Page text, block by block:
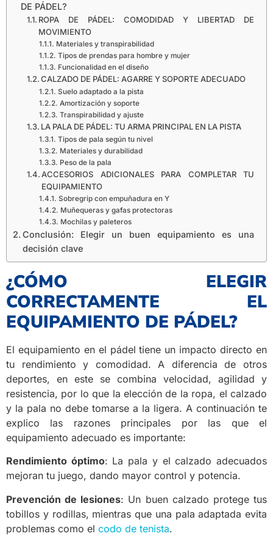
DE PÁDEL?
ROPA DE PÁDEL: COMODIDAD Y LIBERTAD DE
MOVIMIENTO
Materiales y transpirabilidad
Tipos de prendas para hombre y mujer
Funcionalidad en el diseño
CALZADO DE PÁDEL: AGARRE Y SOPORTE ADECUADO
Suelo adaptado a la pista
Amortización y soporte
Transpirabilidad y ajuste
LA PALA DE PÁDEL: TU ARMA PRINCIPAL EN LA PISTA
Tipos de pala según tu nivel
Materiales y durabilidad
Peso de la pala
ACCESORIOS ADICIONALES PARA COMPLETAR TU
EQUIPAMIENTO
Sobregrip con empuñadura en Y
Muñequeras y gafas protectoras
Mochilas y paleteros
Conclusión: Elegir un buen equipamiento es una
decisión clave
¿CÓMO ELEGIR
CORRECTAMENTE EL
EQUIPAMIENTO DE PÁDEL?
El equipamiento en el pádel tiene un impacto directo en
tu rendimiento y comodidad. A diferencia de otros
deportes, en este se combina velocidad, agilidad y
resistencia, por lo que la elección de la ropa, el calzado
y la pala no debe tomarse a la ligera. A continuación te
explico las razones principales por las que el
equipamiento adecuado es importante:
Rendimiento óptimo: La pala y el calzado adecuados
mejoran tu juego, dando mayor control y potencia.
Prevención de lesiones: Un buen calzado protege tus
tobillos y rodillas, mientras que una pala adaptada evita
problemas como el codo de tenista.